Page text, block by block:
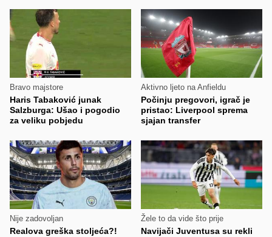
Bravo majstore
Haris Tabaković junak
Salzburga: Ušao i pogodio
za veliku pobjedu
Aktivno ljeto na Anfieldu
Počinju pregovori, igrač je
pristao: Liverpool sprema
sjajan transfer
Nije zadovoljan
Realova greška stoljeća?!
Žele to da vide što prije
Navijači Juventusa su rekli